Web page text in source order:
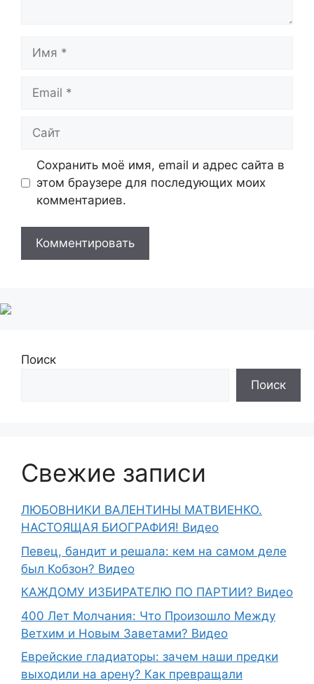
Сохранить моё имя, email и адрес сайта в
этом браузере для последующих моих
комментариев.
Поиск
Поиск
Свежие записи
ЛЮБОВНИКИ ВАЛЕНТИНЫ МАТВИЕНКО.
НАСТОЯЩАЯ БИОГРАФИЯ! Видео
Певец, бандит и решала: кем на самом деле
был Кобзон? Видео
КАЖДОМУ ИЗБИРАТЕЛЮ ПО ПАРТИИ? Видео
400 Лет Молчания: Что Произошло Между
Ветхим и Новым Заветами? Видео
Еврейские гладиаторы: зачем наши предки
выходили на арену? Как превращали